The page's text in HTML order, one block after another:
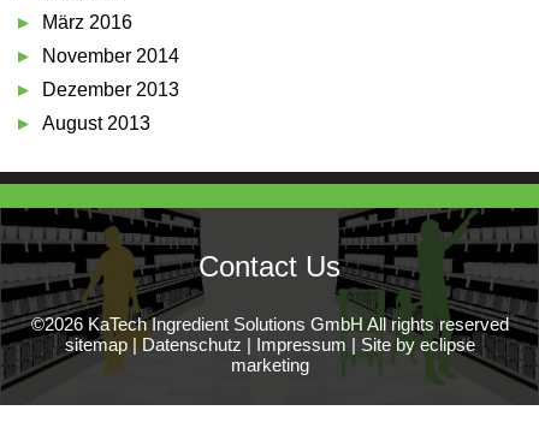
März 2016
November 2014
Dezember 2013
August 2013
Contact Us
©2026 KaTech Ingredient Solutions GmbH All rights reserved
sitemap| Datenschutz | Impressum | Site by eclipse
marketing